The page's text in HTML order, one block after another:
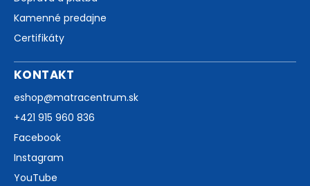
Kamenné predajne
Certifikáty
KONTAKT
eshop@matracentrum.sk
+421 915 960 836
Facebook
Instagram
YouTube